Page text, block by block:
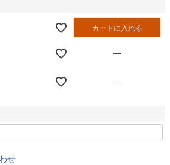
カートに入れる
—
—
せ